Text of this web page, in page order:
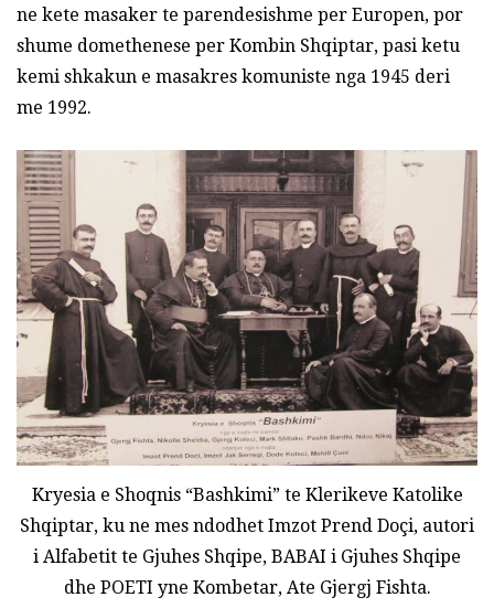
ne kete masaker te parendesishme per Europen, por
shume domethenese per Kombin Shqiptar, pasi ketu
kemi shkakun e masakres komuniste nga 1945 deri
me 1992.
Kryesia e Shoqnis “Bashkimi” te Klerikeve Katolike
Shqiptar, ku ne mes ndodhet Imzot Prend Doçi, autori
i Alfabetit te Gjuhes Shqipe, BABAI i Gjuhes Shqipe
dhe POETI yne Kombetar, Ate Gjergj Fishta.